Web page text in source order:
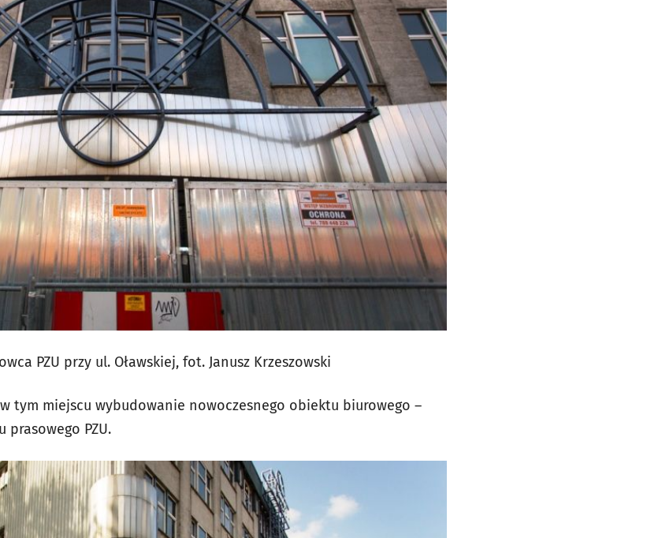
PZU przy ul. Oławskiej, fot. Janusz Krzeszowski
tym miejscu wybudowanie nowoczesnego obiektu biurowego –
prasowego PZU.